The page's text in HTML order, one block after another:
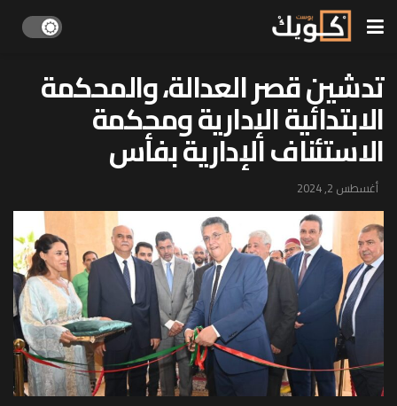
تدشين قصر العدالة، والمحكمة
الابتدائية الإدارية ومحكمة
الاستئناف الإدارية بفأس
أغسطس 2, 2024